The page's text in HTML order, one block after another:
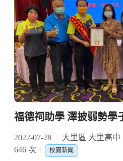
福德祠助學 澤披弱勢學
2022-07-28 大里區 大里高中
646 次
校園新聞